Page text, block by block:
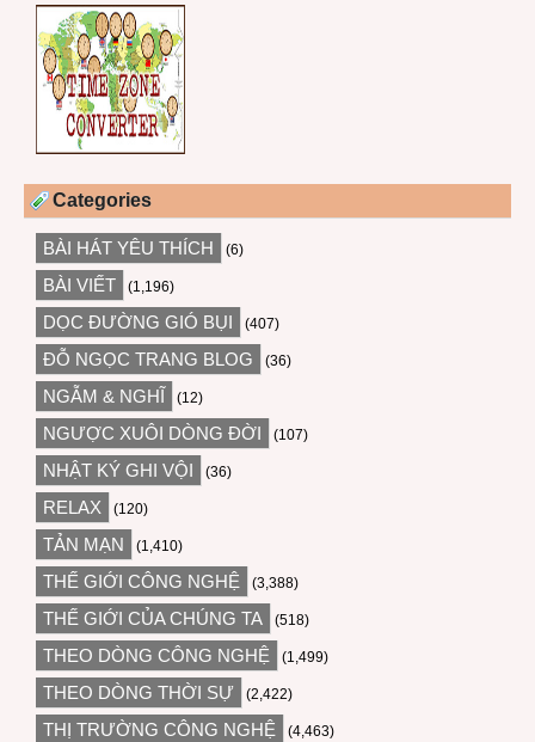
Categories
BÀI HÁT YÊU THÍCH (6)
BÀI VIẾT (1,196)
DỌC ĐƯỜNG GIÓ BỤI (407)
ĐỖ NGỌC TRANG BLOG (36)
NGẪM & NGHĨ (12)
NGƯỢC XUÔI DÒNG ĐỜI (107)
NHẬT KÝ GHI VỘI (36)
RELAX (120)
TẢN MẠN (1,410)
THẾ GIỚI CÔNG NGHỆ (3,388)
THẾ GIỚI CỦA CHÚNG TA (518)
THEO DÒNG CÔNG NGHỆ (1,499)
THEO DÒNG THỜI SỰ (2,422)
THỊ TRƯỜNG CÔNG NGHỆ (4,463)